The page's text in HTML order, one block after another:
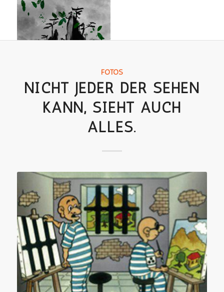
FOTOS
NICHT JEDER DER SEHEN
KANN, SIEHT AUCH
ALLES.